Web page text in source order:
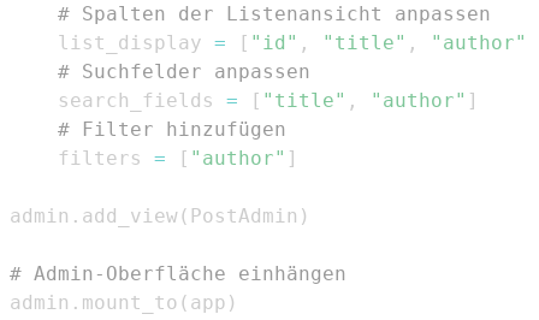
# Spalten der Listenansicht anpassen
    list_display
= [ "id" , "title" , "author"
# Suchfelder anpassen
    search_fields
= [ "title" , "author" ]
# Filter hinzufügen
    filters
= [ "author" ]
admin . add_view( PostAdmin )
# Admin-Oberfläche einhängen
admin . mount_to ( app )